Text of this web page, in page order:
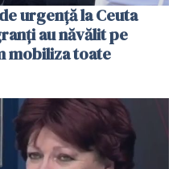
urgență la Ceuta
au năvălit pe
mobiliza toate